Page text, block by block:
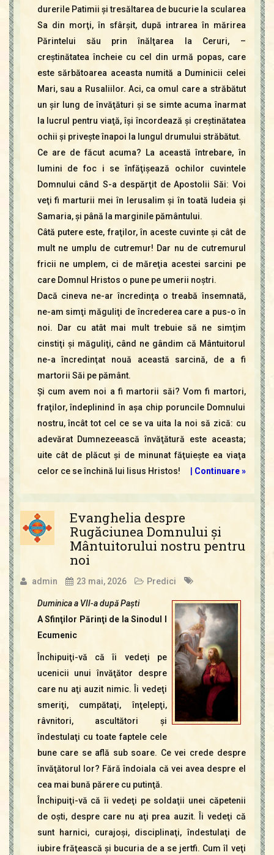
durerile Patimii şi tresăltarea de bucurie la scularea
Sa din morţi, în sfârşit, după intrarea în mărirea
Părintelui său prin înălţarea la Ceruri, –
creştinătatea încheie cu cel din urmă popas, care
este sărbătoarea aceasta numită a Duminicii celei
Mari, sau a Rusaliilor. Aci, ca omul care a străbătut
un şir lung de învăţături şi se simte acuma înarmat
la lucrul pentru viaţă, îşi încordează şi creştinătatea
ochii şi priveşte înapoi la lungul drumului străbătut.
Ce are de făcut acuma? La această întrebare, în
lumini de foc i se înfăţişează ochilor cuvintele
Domnului când S-a despărţit de Apostolii Săi: Voi
veţi fi marturii mei în Ierusalim şi în toată Iudeia şi
Samaria, şi până la marginile pământului.
Câtă putere este, fraţilor, în aceste cuvinte şi cât de
mult ne umplu de cutremur! Dar nu de cutremurul
fricii ne umplem, ci de măreţia acestei sarcini pe
care Domnul Hristos o pune pe umerii noştri.
Dacă cineva ne-ar încredinţa o treabă însemnată,
ne-am simţi măguliţi de încrederea care a pus-o în
noi. Dar cu atât mai mult trebuie să ne simţim
cinstiţi şi măguliţi, când ne gândim că Mântuitorul
ne-a încredinţat nouă această sarcină, de a fi
martorii Săi pe pământ.
Şi cum avem noi a fi martorii săi? Vom fi martori,
fraţilor, îndeplinind în aşa chip poruncile Domnului
nostru, încât tot cel ce se va uita la noi să zică: cu
adevărat Dumnezeească învăţătură este aceasta;
uite cât de plăcut şi de minunat făţuieşte ea viaţa
celor ce se închină lui Iisus Hristos!
Continuare »
Evanghelia despre
Rugăciunea Domnului şi
Mântuitorului nostru pentru
noi
admin 23 mai, 2026 Predici
Duminica a VII-a după Paşti
A Sfinţilor Părinţi de la Sinodul I
Ecumenic
Închipuiţi-vă că îi vedeţi pe
ucenicii unui învăţător despre
care nu aţi auzit nimic. Îi vedeţi
smeriţi, cumpătaţi, înţelepţi,
râvnitori, ascultători şi
îndestulaţi cu toate faptele cele
bune care se află sub soare. Ce vei crede despre
învăţătorul lor? Fără îndoiala că vei avea despre el
cea mai bună părere cu putinţă.
Închipuiţi-vă că îi vedeţi pe soldaţii unei căpetenii
de oşti, despre care nu aţi prea auzit. Îi vedeţi că
sunt harnici, curajoşi, disciplinaţi, îndestulaţi de
iubire frăţească şi bucuria de a se jertfi. Cum îl veţi